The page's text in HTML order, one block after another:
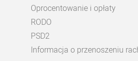
Oprocentowanie i opłaty
RODO
PSD2
Informacja o przenoszeniu